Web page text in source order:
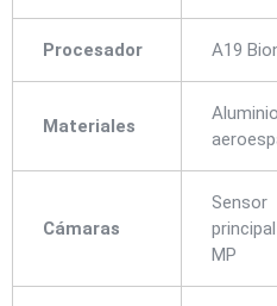
Procesador A19
Materiales
Aluminio
Cámaras
Sensor
MP